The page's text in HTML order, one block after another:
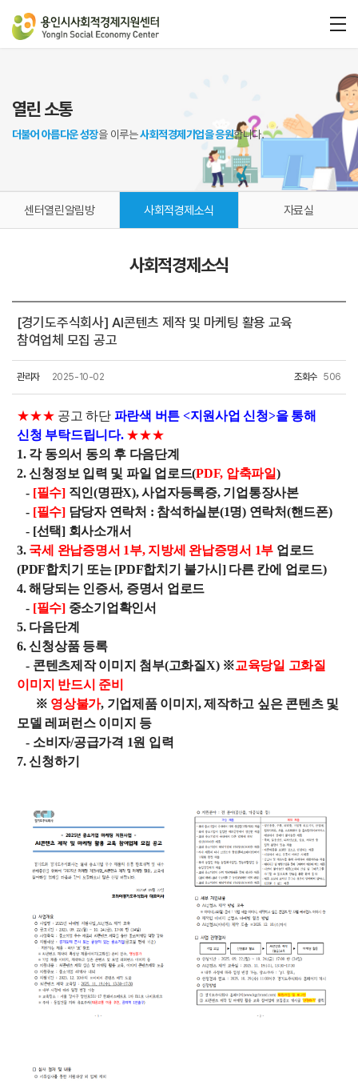
열린 소통
더불어 아름다운 성장을 이루는사회적경제기업을 응원합니다.
센터열린알림방 사회적경제소식 자료실
사회적경제소식
[경기도주식회사] AI콘텐츠 제작 및 마케팅 활용 교육
참여업체 모집 공고
관리자 2025-10-02 조회수 506
★★★ 공고 하단 파란색 버튼 <지원사업 신청>을 통해
신청 부탁드립니다. ★★★
1. 각 동의서 동의 후 다음단계
2. 신청정보 입력 및 파일 업로드(PDF, 압축파일)
- [필수]직인(명판X), 사업자등록증, 기업통장사본
- [필수]담당자 연락처 : 참석하실분(1명) 연락처(핸드폰)
- [선택] 회사소개서
3. 국세 완납증명서 1부, 지방세 완납증명서 1부 업로드
(PDF합치기 또는 [PDF합치기 불가시] 다른 칸에 업로드)
4. 해당되는 인증서, 증명서 업로드
- [필수]중소기업확인서
5. 다음단계
6. 신청상품 등록
- 콘텐츠제작 이미지 첨부(고화질X) ※교육당일 고화질
이미지 반드시 준비
※ 영상불가, 기업제품 이미지, 제작하고 싶은 콘텐츠 및
모델 레퍼런스 이미지 등
- 소비자/공급가격 1원 입력
7. 신청하기